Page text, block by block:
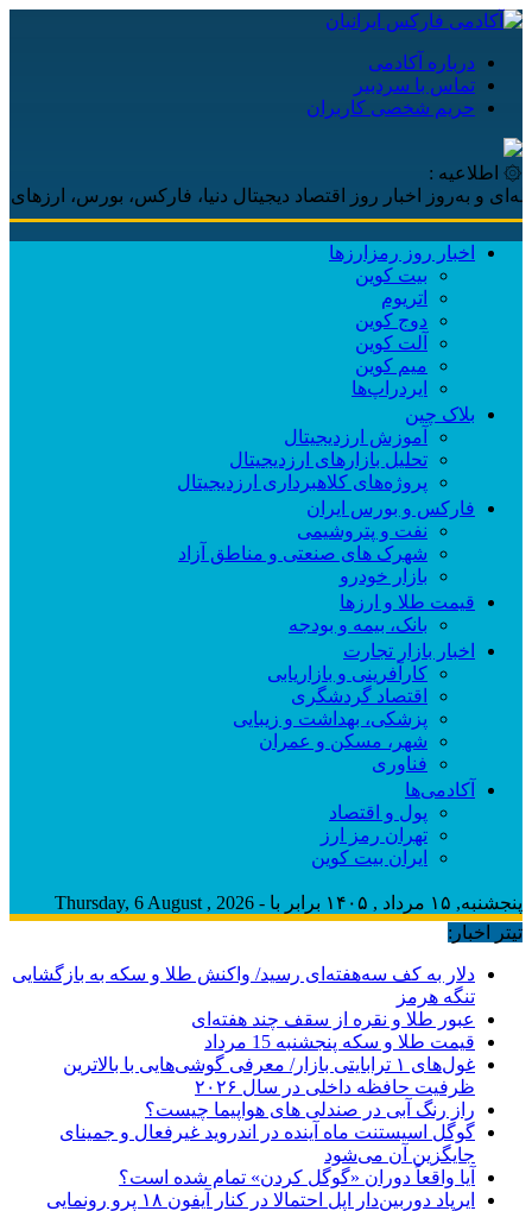
درباره آکادمی
تماس با سردبیر
حریم شخصی کاربران
۞ اطلاعیه :
اخبار روز اقتصاد دیجیتال دنیا، فارکس، بورس، ارزهای
اخبار روز رمزارزها
بیت کوین
اتریوم
دوج کوین
آلت کوین
میم کوین‌
ایردراپ‌ها
بلاک چین
آموزش ارزدیجیتال
تحلیل بازارهای ارزدیجیتال
پروژه‌های کلاهبرداری ارزدیجیتال
فارکس و بورس ایران
نفت و پتروشیمی
شهرک های صنعتی و مناطق آزاد
بازار خودرو
قیمت طلا و ارزها
بانک، بیمه و بودجه
اخبار بازار تجارت
کارآفرینی و بازاریابی
اقتصاد گردشگری
پزشکی، بهداشت و زیبایی
شهر، مسکن و عمران
فناوری
آکادمی‌ها
پول و اقتصاد
تهران رمز ارز
ایران بیت کوین
پنجشنبه, ۱۵ مرداد , ۱۴۰۵ برابر با - Thursday, 6 August , 2026
تیتر اخبار:
دلار به کف سه‌هفته‌ای رسید/ واکنش طلا و سکه به بازگشایی
تنگه هرمز
عبور طلا و نقره از سقف چند هفته‌ای
قیمت طلا و سکه پنجشنبه 15 مرداد
غول‌های ۱ ترابایتی بازار/ معرفی گوشی‌هایی با بالاترین
ظرفیت حافظه داخلی در سال ۲۰۲۶
راز رنگ آبی در صندلی های هواپیما چیست؟
گوگل اسیستنت ماه آینده در اندروید غیرفعال و جمینای
جایگزین آن می‌شود
آیا واقعاً دوران «گوگل کردن» تمام شده است؟
ایرپاد دوربین‌دار اپل احتمالا در کنار آیفون ۱۸ پرو رونمایی